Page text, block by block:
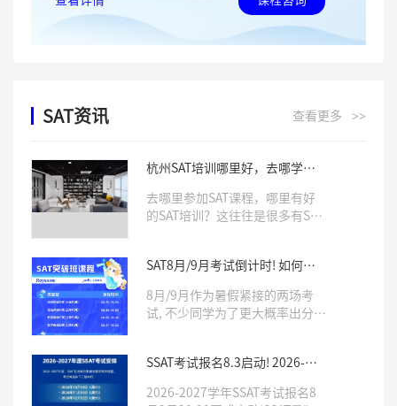
SAT资讯 查看更多 >>
杭州SAT培训哪里好，去哪学习
去哪里参加SAT课程，哪里有好
的SAT培训？这往往是很多有SAT
训机构，往往会对学生SAT成绩
有非常大的影响。那么杭州哪里
有好的SAT培训呢，Roys乐亦思
是你不错的选择。
SAT8月/9月考试倒计时! 如何针
8月/9月作为暑假紧接的两场考
试, 不少同学为了更大概率出分,
班」帮你单项突破, 用最真实的模
考, 帮你打造考场上最稳定的发
SSAT考试报名8.3启动! 2026-
好！
2026-2027学年SSAT考试报名8